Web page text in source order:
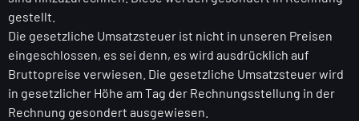
gestellt.
Die gesetzliche Umsatzsteuer ist nicht in unseren Preisen
eingeschlossen, es sei denn, es wird ausdrücklich auf
Bruttopreise verwiesen. Die gesetzliche Umsatzsteuer wird
in gesetzlicher Höhe am Tag der Rechnungsstellung in der
Rechnung gesondert ausgewiesen.